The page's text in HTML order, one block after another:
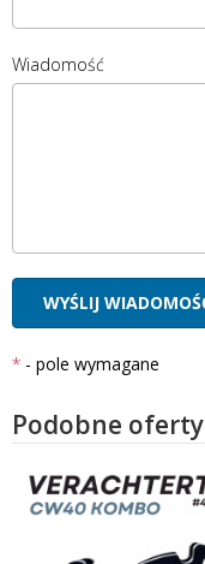
Wiadomość
- pole wymagane
Podobne oferty